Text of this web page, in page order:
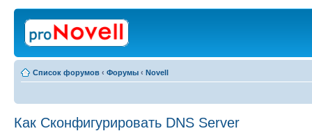
Список форумов ‹ Форумы ‹ Novell
Как Сконфигурировать DNS Server